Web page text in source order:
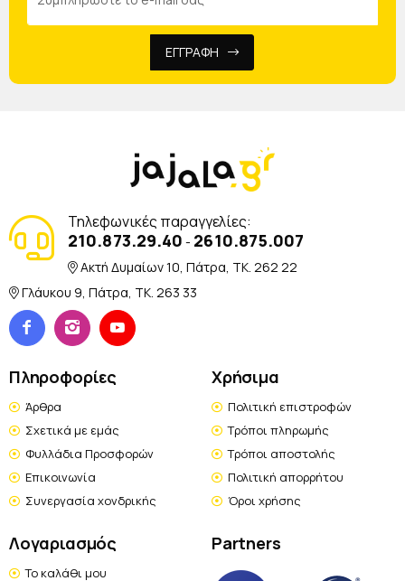
ΕΓΓΡΑΦΗ
Τηλεφωνικές παραγγελίες:
210.873.29.40 - 2610.875.007
Ακτή Δυμαίων 10, Πάτρα, TK. 262 22
Γλάυκου 9, Πάτρα, TK. 263 33
Πληροφορίες
Άρθρα
Σχετικά με εμάς
Φυλλάδια Προσφορών
Επικοινωνία
Συνεργασία χονδρικής
Χρήσιμα
Πολιτική επιστροφών
Τρόποι πληρωμής
Τρόποι αποστολής
Πολιτική απορρήτου
Όροι χρήσης
Λογαριασμός
Το καλάθι μου
Partners